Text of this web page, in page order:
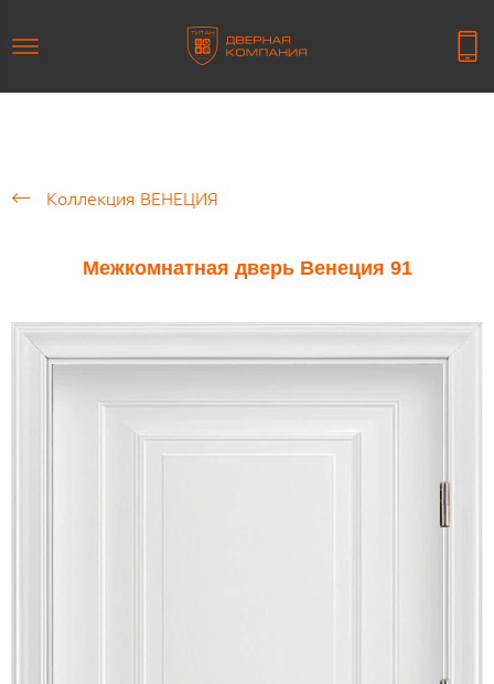
Коллекция ВЕНЕЦИЯ
Межкомнатная дверь Венеция 91